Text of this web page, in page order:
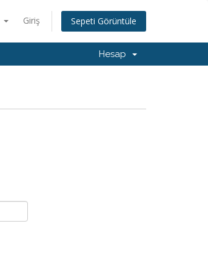
Giriş Sepeti Görüntüle
Hesap